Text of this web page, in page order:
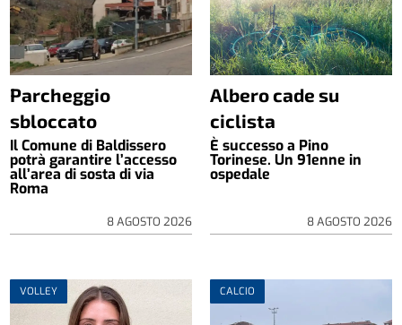
Parcheggio
sbloccato
Il Comune di Baldissero
potrà garantire l’accesso
all’area di sosta di via
Roma
8 AGOSTO 2026
Albero cade su
ciclista
È successo a Pino
Torinese. Un 91enne in
ospedale
8 AGOSTO 2026
VOLLEY CALCIO